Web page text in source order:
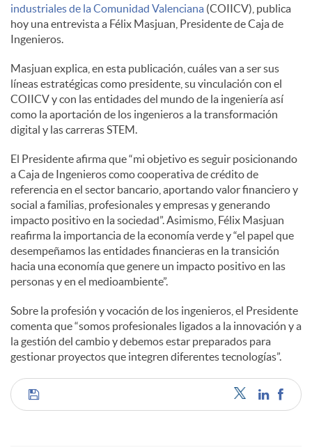
n
t
e
n
i
d
o
s
industriales de la Comunidad Valenciana (COIICV), publica
hoy una entrevista a Félix Masjuan, Presidente de Caja de
Ingenieros.
Masjuan explica, en esta publicación, cuáles van a ser sus
líneas estratégicas como presidente, su vinculación con el
COIICV y con las entidades del mundo de la ingeniería así
como la aportación de los ingenieros a la transformación
digital y las carreras STEM.
El Presidente afirma que “mi objetivo es seguir posicionando
a Caja de Ingenieros como cooperativa de crédito de
referencia en el sector bancario, aportando valor financiero y
social a familias, profesionales y empresas y generando
impacto positivo en la sociedad”. Asimismo, Félix Masjuan
reafirma la importancia de la economía verde y “el papel que
desempeñamos las entidades financieras en la transición
hacia una economía que genere un impacto positivo en las
personas y en el medioambiente”.
Sobre la profesión y vocación de los ingenieros, el Presidente
comenta que “somos profesionales ligados a la innovación y a
la gestión del cambio y debemos estar preparados para
gestionar proyectos que integren diferentes tecnologías”.
C